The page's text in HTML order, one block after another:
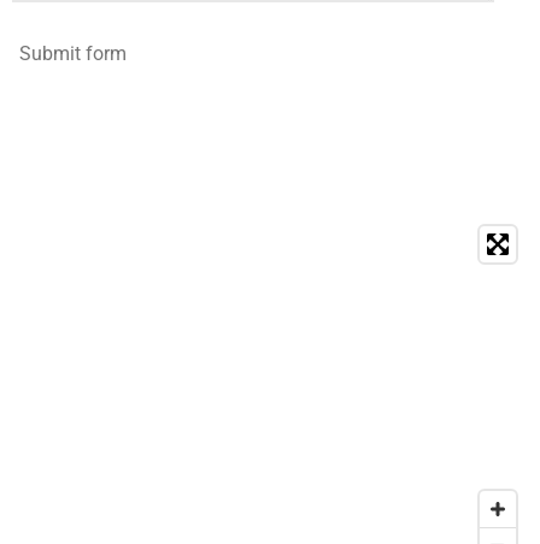
Submit form